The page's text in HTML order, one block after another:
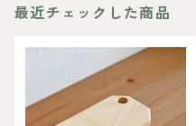
最近チェックした商品